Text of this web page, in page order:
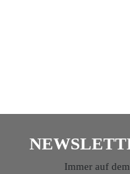
Immer auf